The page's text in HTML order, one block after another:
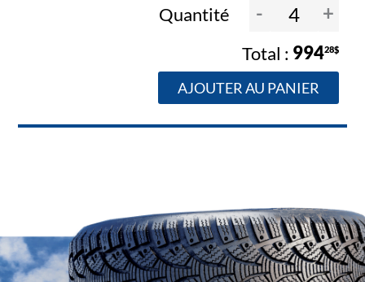
Quantité - +
99428$
AJOUTER AU PANIER